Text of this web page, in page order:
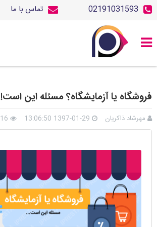
02191031593 تماس با ما
فروشگاه یا آزمایشگاه؟ مسئله این است!
مهرشاد ذاکریان 1397-01-29 13:06:50